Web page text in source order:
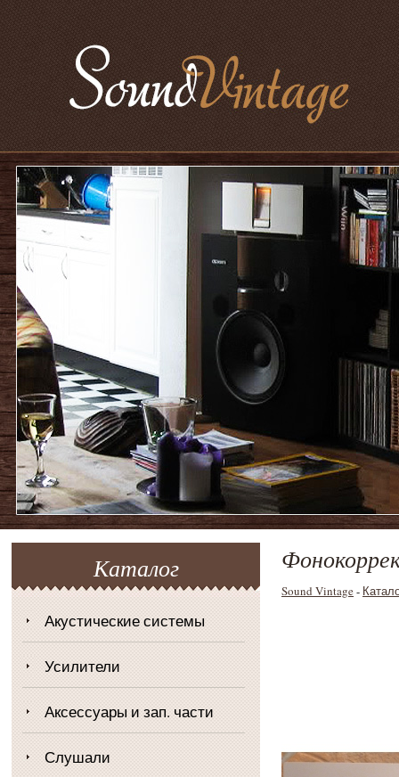
Каталог
Акустические системы
Усилители
Аксессуары и зап. части
Слушали
Sound Vintage-